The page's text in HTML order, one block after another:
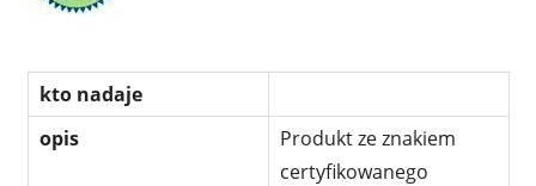
kto nadaje
opis
Produkt ze znakiem
certyfikowanego